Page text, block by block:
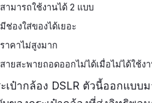
สามารถใช้งานได้ 2 แบบ
มีช่องใส่ของได้เยอะ
ราคาไม่สูงมาก
สายสะพายถอดออกไม่ได้เมื่อไม่ได้ใช้ง
เป๋ากล้อง DSLR ตัวนี้ออกแบบ